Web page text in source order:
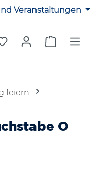
Veranstaltungen
Du hast 0 Produkte auf
Warenkorb
feiern
O